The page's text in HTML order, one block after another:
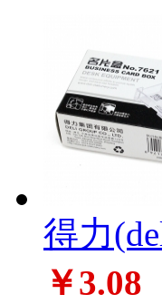
得力
￥3.08